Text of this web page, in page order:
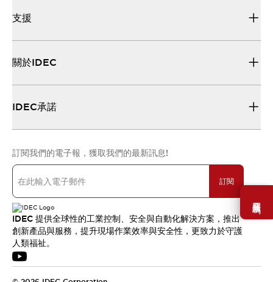
需要幫助嗎？
支援
關於IDEC
IDEC承諾
訂閱我們的電子報，獲取我們的最新訊息!
訂閱
IDEC 提供全球性的工業控制、安全與自動化解決方案，推出
創新產品與服務，提升現場作業效率與安全性，更致力於守護
人類福祉。